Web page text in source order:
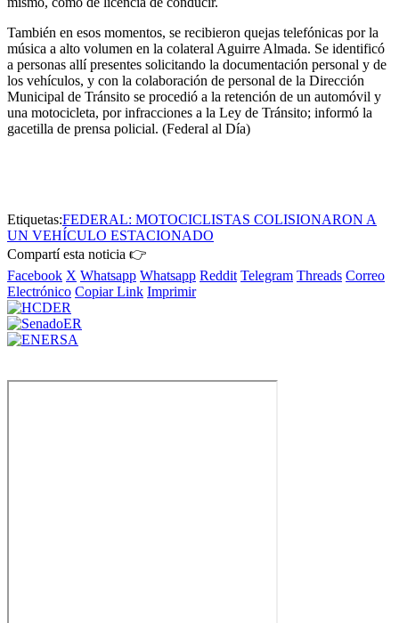
También en esos momentos, se recibieron quejas telefónicas por la
música a alto volumen en la colateral Aguirre Almada. Se identificó
a personas allí presentes solicitando la documentación personal y de
los vehículos, y con la colaboración de personal de la Dirección
Municipal de Tránsito se procedió a la retención de un automóvil y
una motocicleta, por infracciones a la Ley de Tránsito; informó la
gacetilla de prensa policial. (Federal al Día)
Etiquetas:FEDERAL: MOTOCICLISTAS COLISIONARON A
UN VEHÍCULO ESTACIONADO
Compartí esta noticia 👉
Facebook X Whatsapp Whatsapp Reddit Telegram Threads Correo
Electrónico Copiar Link Imprimir